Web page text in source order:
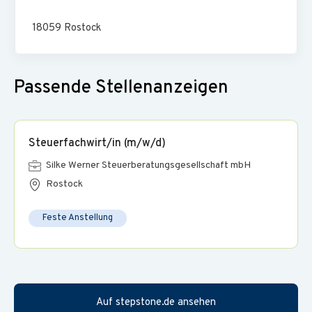
vernetzen
Deine Leistung wird mit einer gerechten Entlohnung
18059 Rostock
Passende Stellenanzeigen
Steuerfachwirt/in (m/w/d)
Silke Werner Steuerberatungsgesellschaft mbH
Rostock
Feste Anstellung
Auf stepstone.de ansehen